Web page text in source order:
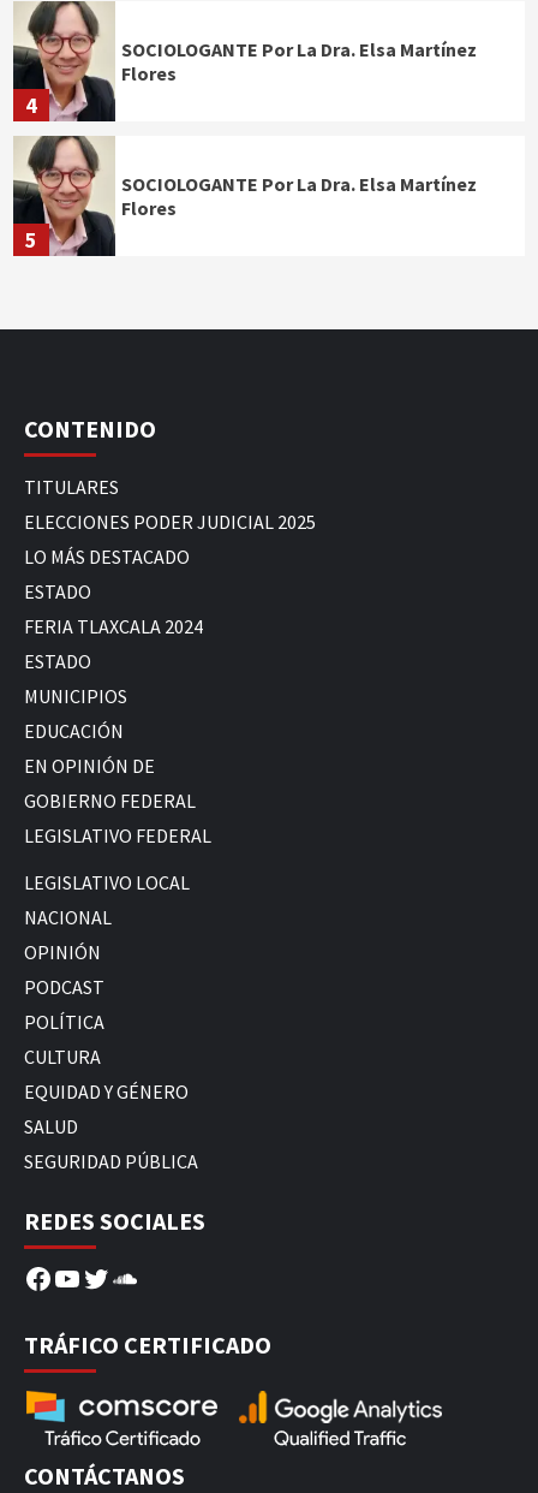
4
SOCIOLOGANTE Por La Dra. Elsa Martínez
Flores
5
SOCIOLOGANTE Por La Dra. Elsa Martínez
Flores
CONTENIDO
TITULARES
ELECCIONES PODER JUDICIAL 2025
LO MÁS DESTACADO
ESTADO
FERIA TLAXCALA 2024
ESTADO
MUNICIPIOS
EDUCACIÓN
EN OPINIÓN DE
GOBIERNO FEDERAL
LEGISLATIVO FEDERAL
LEGISLATIVO LOCAL
NACIONAL
OPINIÓN
PODCAST
POLÍTICA
CULTURA
EQUIDAD Y GÉNERO
SALUD
SEGURIDAD PÚBLICA
REDES SOCIALES
Facebook
YouTube
Twitter
SoundCloud
TRÁFICO CERTIFICADO
CONTÁCTANOS